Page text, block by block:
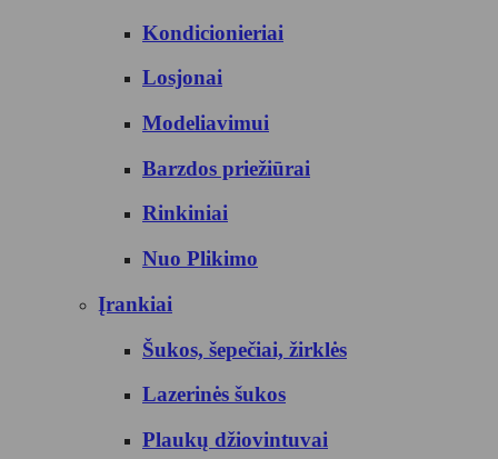
Kondicionieriai
Losjonai
Modeliavimui
Barzdos priežiūrai
Rinkiniai
Nuo Plikimo
Įrankiai
Šukos, šepečiai, žirklės
Lazerinės šukos
Plaukų džiovintuvai